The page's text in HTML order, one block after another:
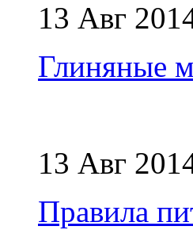
13 Авг
Глиняные
13 Авг
Правила